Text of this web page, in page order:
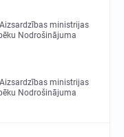
ministrijas
Nodrošinājuma
ministrijas
Nodrošinājuma